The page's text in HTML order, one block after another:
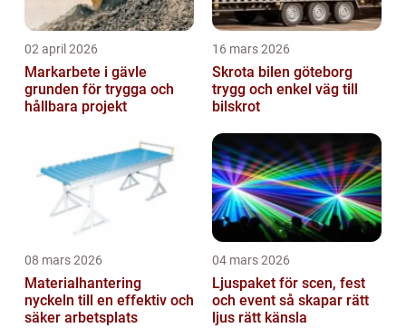
02 april 2026
Markarbete i gävle
grunden för trygga och
hållbara projekt
16 mars 2026
Skrota bilen göteborg
trygg och enkel väg till
bilskrot
08 mars 2026
Materialhantering
nyckeln till en effektiv och
säker arbetsplats
04 mars 2026
Ljuspaket för scen, fest
och event så skapar rätt
ljus rätt känsla